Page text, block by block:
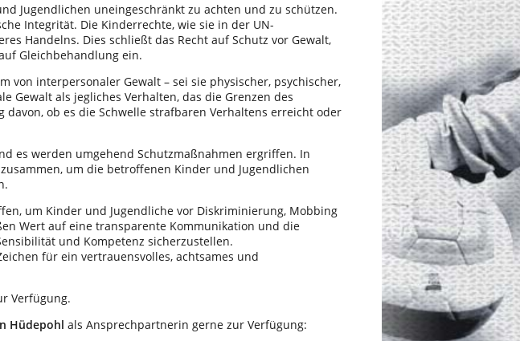
Jugendlichen uneingeschränkt zu achten und zu schützen.
Integrität. Die Kinderrechte, wie sie in der UN-
Handelns. Dies schließt das Recht auf Schutz vor Gewalt,
Gleichbehandlung ein.
von interpersonaler Gewalt – sei sie physischer, psychischer,
als jegliches Verhalten, das die Grenzen des
ob es die Schwelle strafbaren Verhaltens erreicht oder
es werden umgehend Schutzmaßnahmen ergriffen. In
um die betroffenen Kinder und Jugendlichen
um Kinder und Jugendliche vor Diskriminierung, Mobbing
Wert auf eine transparente Kommunikation und die
und Kompetenz sicherzustellen.
für ein vertrauensvolles, achtsames und
Verfügung.
Hüdepohl als Ansprechpartnerin gerne zur Verfügung: